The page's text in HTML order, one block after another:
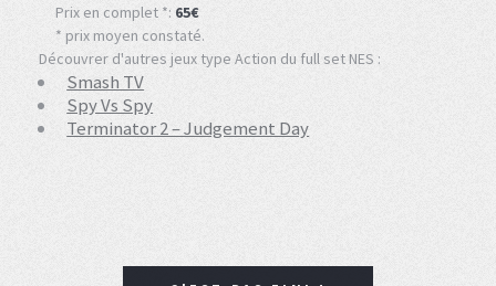
Prix en complet *: 65€
* prix moyen constaté.
Découvrer d'autres jeux type Action du full set NES :
Smash TV
Spy Vs Spy
Terminator 2 – Judgement Day